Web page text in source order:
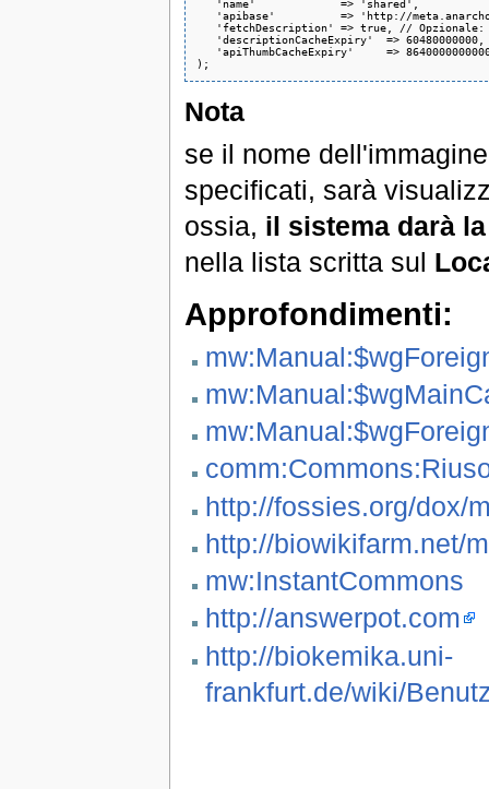
   'name'             => 'shared',
'apibase'          => 'http://
'fetchDescription' => true, //
'descriptionCacheExpiry'  =>
'apiThumbCacheExpiry'     =>
Nota
se il nome
specificati, sarà
ossia, il sistema darà
nella lista scritta sul
Approfondimenti:
http://fossies.org/dox/
http://biowikifarm.net/
mw:InstantCommons
http://answerpot.com
http://biokemika.uni-
frankfurt.de/wiki/